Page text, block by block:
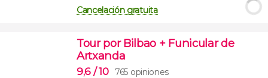
Cancelación gratuita
Tour por Bilbao + Funicular de
Artxanda
9,6 / 10 765 opiniones